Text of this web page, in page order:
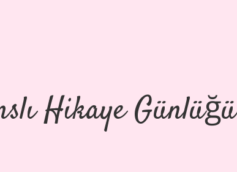
Hikaye Günlüğü